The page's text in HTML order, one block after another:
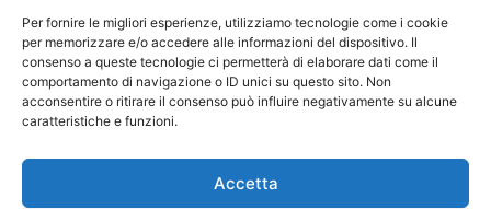
Per fornire le migliori esperienze, utilizziamo tecnologie come i cookie
per memorizzare e/o accedere alle informazioni del dispositivo. Il
consenso a queste tecnologie ci permetterà di elaborare dati come il
comportamento di navigazione o ID unici su questo sito. Non
acconsentire o ritirare il consenso può influire negativamente su alcune
caratteristiche e funzioni.
Accetta
Veneto (25)
Voli low cost(4)
Web(9)
week end(45)
Wellness(11)